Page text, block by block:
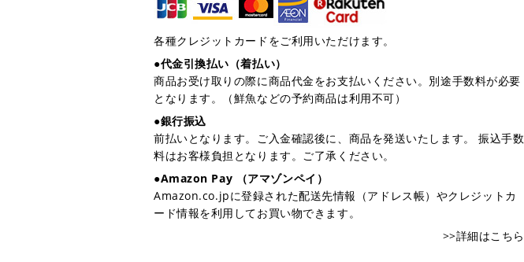
各種クレジットカードをご利用いただけます。
●代金引換払い（着払い）
商品お受け取りの際に商品代金をお支払いください。別途手数料が必要
となります。（鮮魚などの予約商品は利用不可）
●銀行振込
前払いとなります。ご入金確認後に、商品を発送いたします。 振込手数
料はお客様負担となります。ご了承ください。
●Amazon Pay （アマゾンペイ）
Amazon.co.jpに登録された配送先情報（アドレス帳）やクレジットカ
ード情報を利用してお買い物できます。
>>詳細はこちら